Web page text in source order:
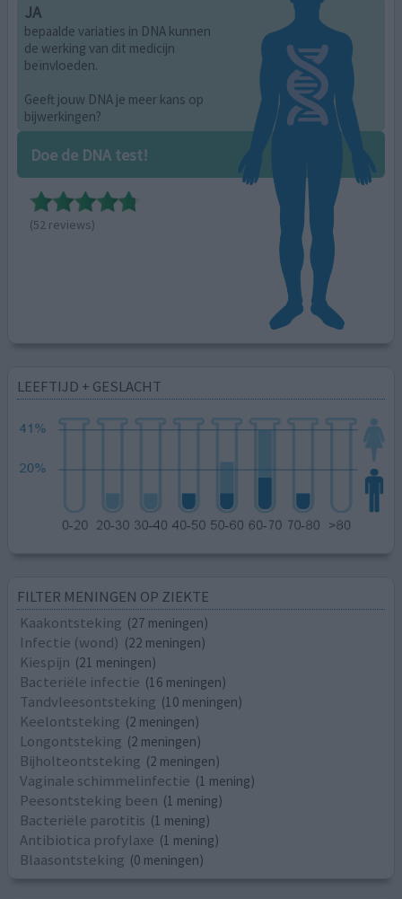
JA
bepaalde variaties in DNA kunnen
de werking van dit medicijn
beïnvloeden.
Geeft jouw DNA je meer kans op
bijwerkingen?
Doe de DNA test!
(52 reviews)
LEEFTIJD + GESLACHT
FILTER MENINGEN OP ZIEKTE
Kaakontsteking (27 meningen)
Infectie (wond) (22 meningen)
Kiespijn (21 meningen)
Bacteriële infectie (16 meningen)
Tandvleesontsteking (10 meningen)
Keelontsteking (2 meningen)
Longontsteking (2 meningen)
Bijholteontsteking (2 meningen)
Vaginale schimmelinfectie (1 mening)
Peesontsteking been (1 mening)
Bacteriële parotitis (1 mening)
Antibiotica profylaxe (1 mening)
Blaasontsteking (0 meningen)